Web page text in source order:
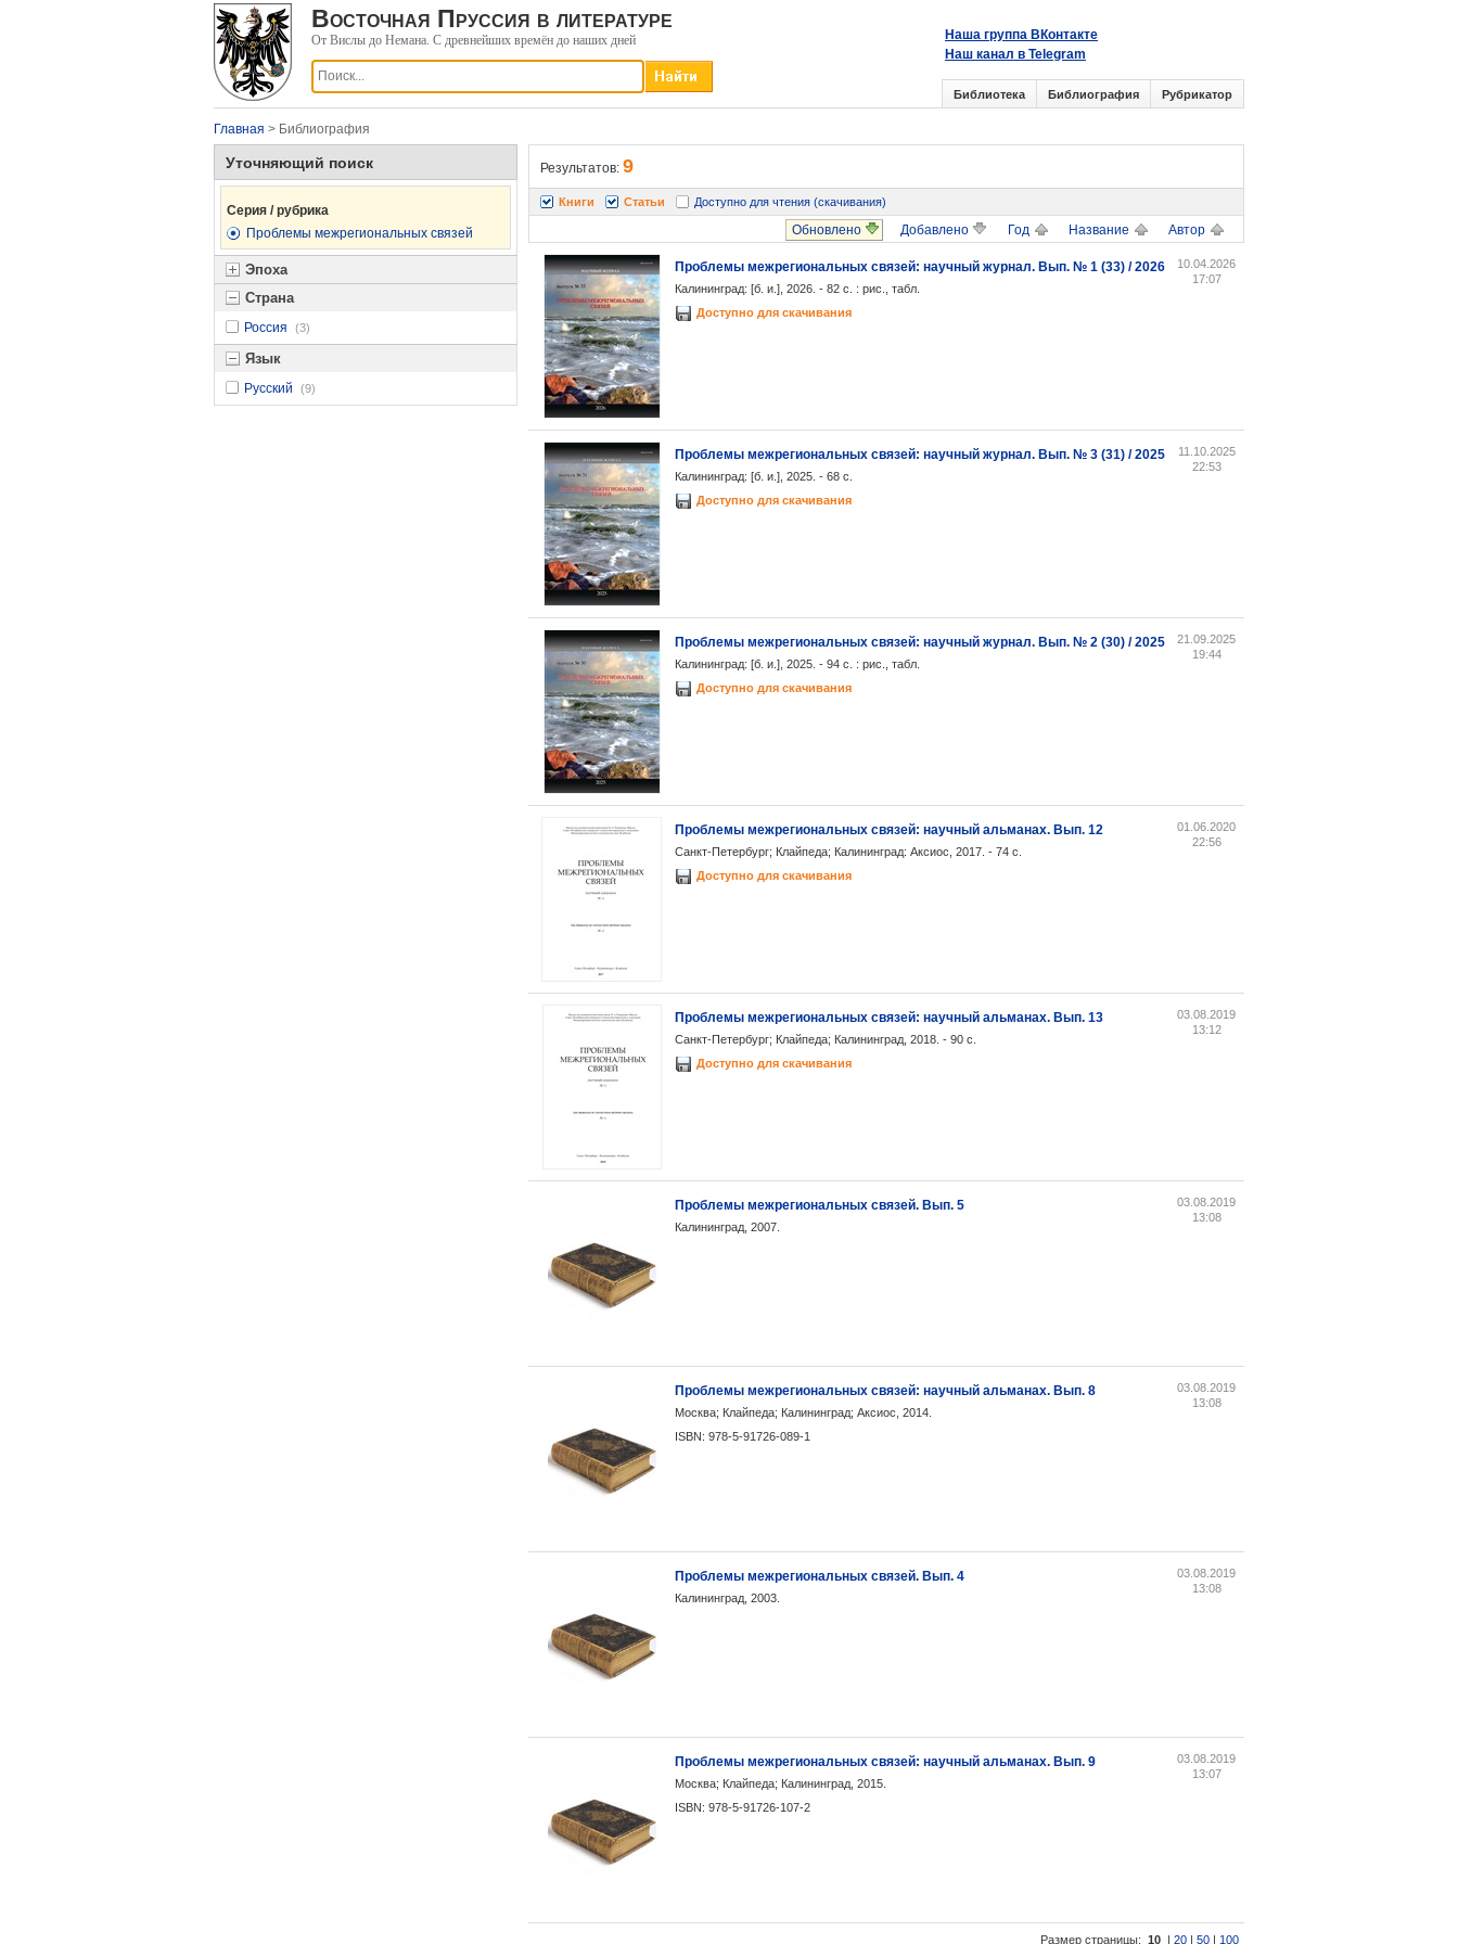
Восточная Пруссия в литературе
От Вислы до Немана. С древнейших времён до наших дней
Наша группа ВКонтакте
Наш канал в Telegram
Библиотека Библиография Рубрикатор
Главная > Библиография
Уточняющий поиск
Серия / рубрика
Проблемы межрегиональных связей
Эпоха
Страна
Россия (3)
Язык
Русский (9)
Результатов: 9
Книги Статьи Доступно для чтения (скачивания)
Автор
Название
Год
Добавлено
Обновлено
Проблемы межрегиональных связей: научный журнал. Вып. № 1 (33) / 2026
Калининград: [б. и.], 2026. - 82 с. : рис., табл.
Доступно для скачивания
10.04.2026
17:07
Проблемы межрегиональных связей: научный журнал. Вып. № 3 (31) / 2025
Калининград: [б. и.], 2025. - 68 с.
Доступно для скачивания
11.10.2025
22:53
Проблемы межрегиональных связей: научный журнал. Вып. № 2 (30) / 2025
Калининград: [б. и.], 2025. - 94 с. : рис., табл.
Доступно для скачивания
21.09.2025
19:44
Проблемы межрегиональных связей: научный альманах. Вып. 12
Санкт-Петербург; Клайпеда; Калининград: Аксиос, 2017. - 74 с.
Доступно для скачивания
01.06.2020
22:56
Проблемы межрегиональных связей: научный альманах. Вып. 13
Санкт-Петербург; Клайпеда; Калининград, 2018. - 90 с.
Доступно для скачивания
03.08.2019
13:12
Проблемы межрегиональных связей. Вып. 5
Калининград, 2007.
03.08.2019
13:08
Проблемы межрегиональных связей: научный альманах. Вып. 8
Москва; Клайпеда; Калининград; Аксиос, 2014.
ISBN: 978-5-91726-089-1
03.08.2019
13:08
Проблемы межрегиональных связей. Вып. 4
Калининград, 2003.
03.08.2019
13:08
Проблемы межрегиональных связей: научный альманах. Вып. 9
Москва; Клайпеда; Калининград, 2015.
ISBN: 978-5-91726-107-2
03.08.2019
13:07
Размер страницы: 10 | 20 | 50 | 100